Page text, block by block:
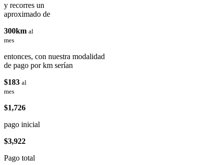
y recorres un
aproximado de
300km al
mes
entonces, con nuestra modalidad
de pago por km serían
$183 al
mes
$1,726
pago inicial
$3,922
Pago total